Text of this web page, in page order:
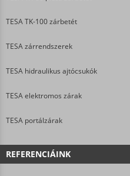
TESA TK-100 zárbetét
TESA zárrendszerek
TESA hidraulikus ajtócsukók
TESA elektromos zárak
TESA portálzárak
REFERENCIÁINK